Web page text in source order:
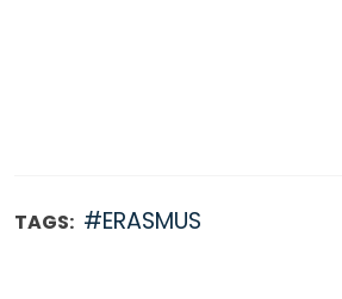
TAGS: #ERASMUS